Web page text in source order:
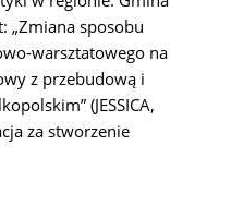
„Zmiana sposobu
warsztatowego na
z przebudową i
(JESSICA,
za stworzenie